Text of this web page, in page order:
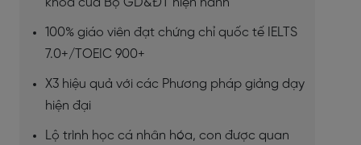
100% giáo viên đạt chứng chỉ quốc tế IELTS
7.0+/TOEIC 900+
X3 hiệu quả với các Phương pháp giảng dạy
hiện đại
Lộ trình học cá nhân hóa, con được quan